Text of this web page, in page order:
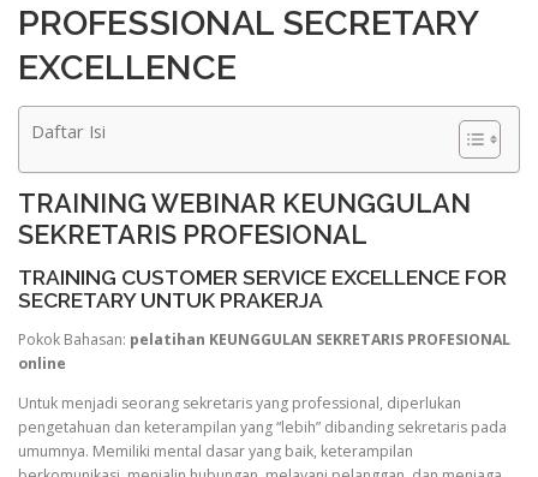
PROFESSIONAL SECRETARY
EXCELLENCE
Daftar Isi
TRAINING WEBINAR KEUNGGULAN
SEKRETARIS PROFESIONAL
TRAINING CUSTOMER SERVICE EXCELLENCE FOR
SECRETARY UNTUK PRAKERJA
Pokok Bahasan: pelatihan KEUNGGULAN SEKRETARIS PROFESIONAL
online
Untuk menjadi seorang sekretaris yang professional, diperlukan
pengetahuan dan keterampilan yang “lebih” dibanding sekretaris pada
umumnya. Memiliki mental dasar yang baik, keterampilan